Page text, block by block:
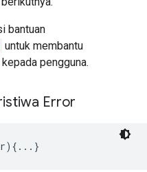
bantuan
untuk membantu
pengguna.
Error